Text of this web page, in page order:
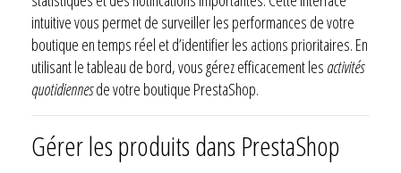
intuitive vous permet de surveiller les performances de votre
boutique en temps réel et d’identifier les actions prioritaires. En
utilisant le tableau de bord, vous gérez efficacement les activités
quotidiennesde votre boutique PrestaShop.
Gérer les produits dans PrestaShop